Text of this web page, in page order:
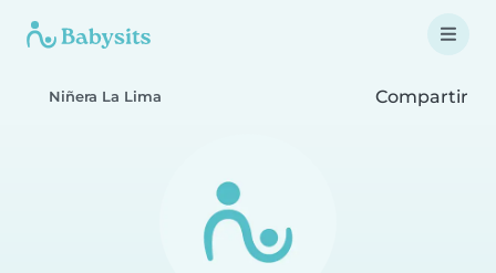
Niñera La Lima Compartir